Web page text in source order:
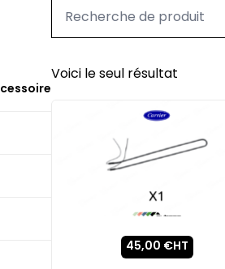
Voici le seul résultat
45,00 €HT